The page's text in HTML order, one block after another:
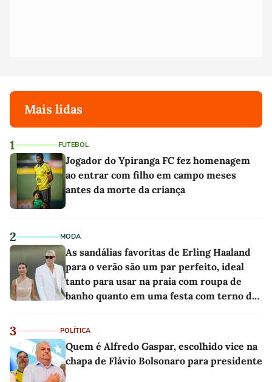
Mais lidas
1 FUTEBOL
Jogador do Ypiranga FC fez homenagem
ao entrar com filho em campo meses
antes da morte da criança
2 MODA
As sandálias favoritas de Erling Haaland
para o verão são um par perfeito, ideal
tanto para usar na praia com roupa de
banho quanto em uma festa com terno de
3 POLÍTICA
Quem é Alfredo Gaspar, escolhido vice na
chapa de Flávio Bolsonaro para presidente